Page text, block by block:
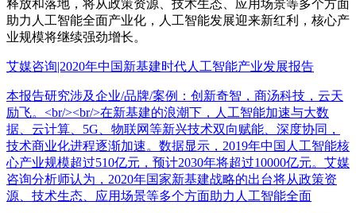
释放和落地，将从政策资源、技术生态、应用场景等多个方面
助力人工智能全面产业化，人工智能发展迎来新红利，核心产
业规模将继续强劲增长。
艾媒咨询|2020年中国新基建时代人工智能产业发展报告
本报告研究涉及企业/品牌/案例：创新奇智，商汤科技，云天
励飞。<br/><br/>在新基建的浪潮下，人工智能加速与大数
据、云计算、5G、物联网等新兴技术双向赋能、深度协同，
技术商业化进程逐渐加速。数据显示，2019年中国人工智能核
心产业规模超过510亿元，预计2030年将超过10000亿元。艾媒
咨询分析师认为，2020年国家新基建战略的出台将从政策资
源、技术生态、应用场景等多个方面助力人工智能全面